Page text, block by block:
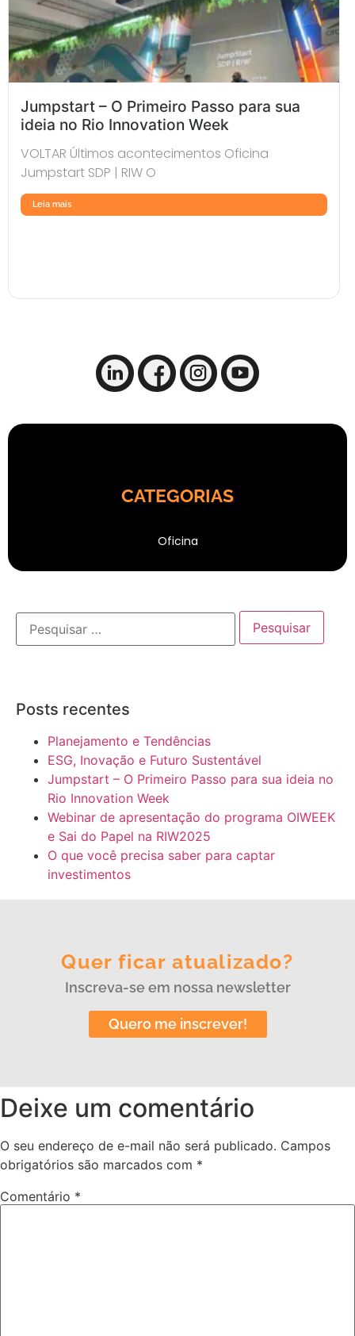
Jumpstart – O Primeiro Passo para sua
ideia no Rio Innovation Week
VOLTAR Últimos acontecimentos Oficina
Jumpstart SDP | RIW O
Leia mais
CATEGORIAS
Oficina
Posts recentes
Planejamento e Tendências
ESG, Inovação e Futuro Sustentável
Jumpstart – O Primeiro Passo para sua ideia no
Rio Innovation Week
Webinar de apresentação do programa OIWEEK
e Sai do Papel na RIW2025
O que você precisa saber para captar
investimentos
Quer ficar atualizado?
Inscreva-se em nossa newsletter
Quero me inscrever!
Deixe um comentário
O seu endereço de e-mail não será publicado. Campos
obrigatórios são marcados com *
Comentário *